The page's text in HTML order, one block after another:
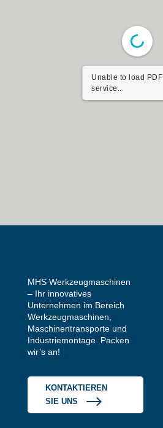
Unable to load PDF
service..
MHS Werkzeugmaschinen
– Ihr innovatives
Unternehmen im Bereich
Werkzeugmaschinen,
Maschinentransporte und
Industriemontage. Packen
wir’s an!
KONTAKTIEREN
SIE UNS